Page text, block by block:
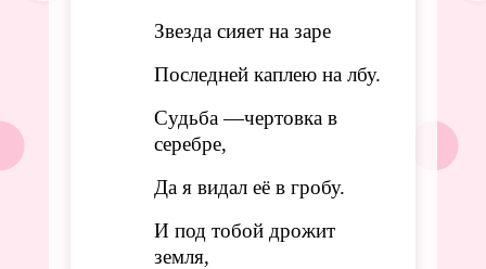
Звезда сияет на заре
Последней каплею на лбу.
Судьба —чертовка в
серебре,
Да я видал её в гробу.
И под тобой дрожит
земля,